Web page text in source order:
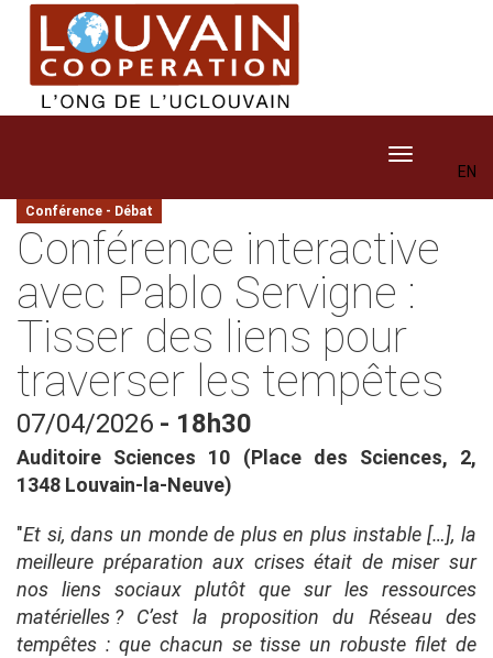
Aller
contenu
principal
EN
Toggle
Conférence - Débat
Conférence interactive
avec Pablo Servigne :
Tisser des liens pour
traverser les tempêtes
07/04/2026 - 18h30
Auditoire Sciences 10 (Place des Sciences, 2,
1348 Louvain-la-Neuve)
"Et si, dans un monde de plus en plus instable […], la
meilleure préparation aux crises était de miser sur
nos liens sociaux plutôt que sur les ressources
matérielles ? C’est la proposition du Réseau des
tempêtes : que chacun se tisse un robuste filet de